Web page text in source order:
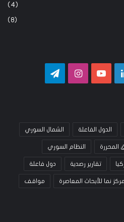
(4)
(8)
لينكدإنيوتيوبانستقرامتيلقرام
الدول الفاعلة الشمال السوري
المحررة النظام السوري
تقارير رصدية دول فاعلة
مركز نما للأبحاث المعاصرة مواقف